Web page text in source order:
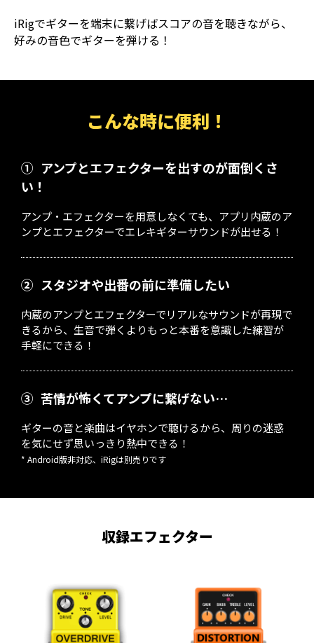
iRigでギターを端末に繋げばスコアの音を聴きながら、
好みの音色でギターを弾ける！
こんな時に便利！
① アンプとエフェクターを出すのが面倒くさ
い！
アンプ・エフェクターを用意しなくても、アプリ内蔵のア
ンプとエフェクターでエレキギターサウンドが出せる！
② スタジオや出番の前に準備したい
内蔵のアンプとエフェクターでリアルなサウンドが再現で
きるから、生音で弾くよりもっと本番を意識した練習が
手軽にできる！
③ 苦情が怖くてアンプに繋げない…
ギターの音と楽曲はイヤホンで聴けるから、周りの迷惑
を気にせず思いっきり熱中できる！
* Android版非対応、iRigは別売りです
収録エフェクター